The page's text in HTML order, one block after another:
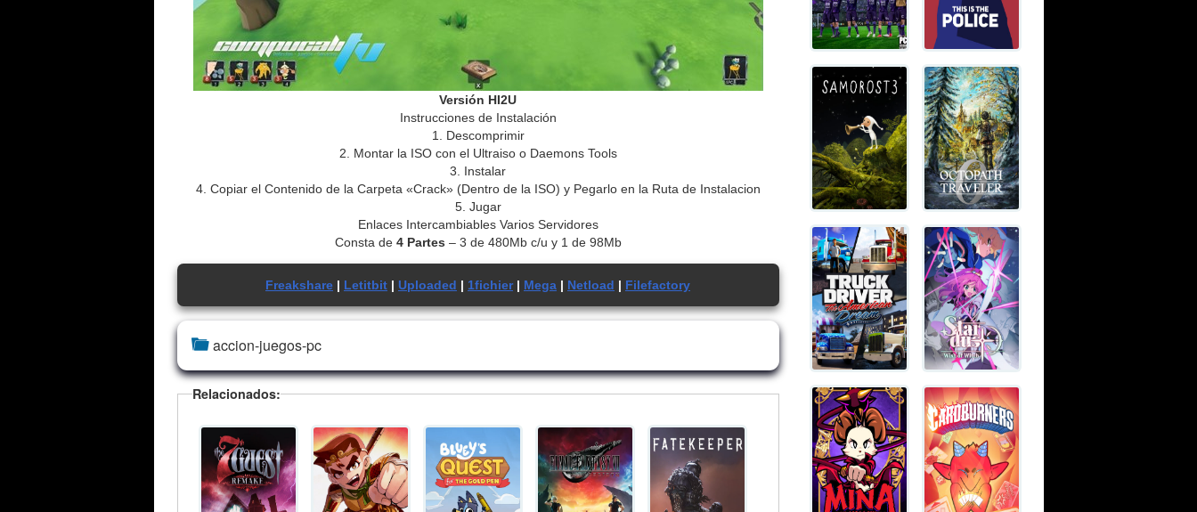
Versión HI2U
Instrucciones de Instalación
1. Descomprimir
2. Montar la ISO con el Ultraiso o Daemons Tools
3. Instalar
4. Copiar el Contenido de la Carpeta «Crack» (Dentro de la ISO) y Pegarlo en la Ruta de Instalacion
5. Jugar
Enlaces Intercambiables Varios Servidores
Consta de 4 Partes – 3 de 480Mb c/u y 1 de 98Mb
Freakshare | Letitbit | Uploaded | 1fichier| Mega | Netload | Filefactory
accion-juegos-pc
Relacionados: